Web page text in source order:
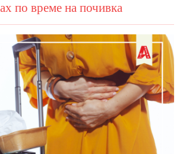
по време на почивка